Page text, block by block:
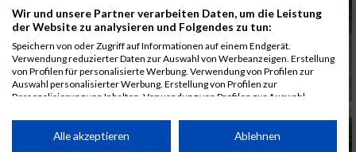
Wir und unsere Partner verarbeiten Daten, um die Leistung
der Website zu analysieren und Folgendes zu tun:
Speichern von oder Zugriff auf Informationen auf einem Endgerät.
Verwendung reduzierter Daten zur Auswahl von Werbeanzeigen. Erstellung
von Profilen für personalisierte Werbung. Verwendung von Profilen zur
Auswahl personalisierter Werbung. Erstellung von Profilen zur
Personalisierung von Inhalten. Verwendung von Profilen zur Auswahl
Performance von Inhalten. Analyse von Zielgruppen durch Statistiken oder
Kombinationen von Daten aus verschiedenen Quellen. Entwicklung und
Alle akzeptieren Ablehnen